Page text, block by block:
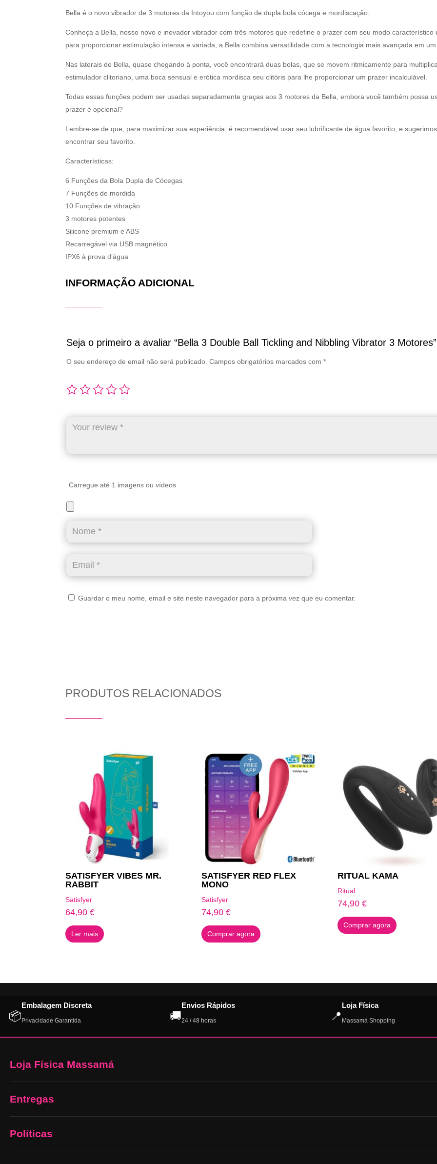
Bella é o novo vibrador de 3 motores da Intoyou com função de dupla bola cócega e mordiscação.
Conheça a Bella, nosso novo e inovador vibrador com três motores que redefine o prazer com seu modo
para proporcionar estimulação intensa e variada, a Bella combina versatilidade com a tecnologia mais avançada em um
Nas laterais de Bella, quase chegando à ponta, você encontrará duas bolas, que se movem ritmicamente para
estimulador clitoriano, uma boca sensual e erótica mordisca seu clitóris para lhe proporcionar um prazer incalculável.
Todas essas funções podem ser usadas separadamente graças aos 3 motores da Bella, embora você também possa
prazer é opcional?
Lembre-se de que, para maximizar sua experiência, é recomendável usar seu lubrificante de água favorito, e
encontrar seu favorito.
Características:
6 Funções da Bola Dupla de Cócegas
7 Funções de mordida
10 Funções de vibração
3 motores potentes
Silicone premium e ABS
Recarregável via USB magnético
IPX6 à prova d’água
INFORMAÇÃO ADICIONAL
Seja o primeiro a avaliar “Bella 3 Double Ball Tickling and Nibbling Vibrator 3 Motores”
O seu endereço de email não será publicado. Campos obrigatórios marcados com*
Carregue até 1 imagens ou vídeos
Guardar o meu nome, email e site neste navegador para a próxima vez que eu comentar.
PRODUTOS RELACIONADOS
SATISFYER VIBES MR.
RABBIT
Satisfyer
64,90€
Ler mais
SATISFYER RED FLEX
MONO
Satisfyer
74,90€
Comprar agora
RITUAL KAMA
Ritual
74,90€
Comprar agora
📦
Embalagem Discreta
Privacidade Garantida 🚚
Envios Rápidos
24 / 48 horas 📍
Loja Física
Massamá Shopping
Loja Física Massamá
Entregas
Políticas